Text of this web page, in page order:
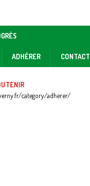
ADHÉRER CONTACT
category/adherer/